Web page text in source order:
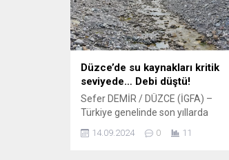
Düzce’de su kaynakları kritik
seviyede… Debi düştü!
Sefer DEMİR / DÜZCE (İGFA) –
Türkiye genelinde son yıllarda
yaşanan kuraklık ve yağış azlığı
Düzce’yi de olumsuz yönde etkiledi.
14.09.2024 0 11